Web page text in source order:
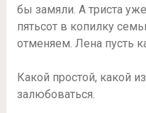
бы замяли. А триста
пятьсот в копилку
отменяем. Лена пусть
Какой простой, какой
залюбоваться.